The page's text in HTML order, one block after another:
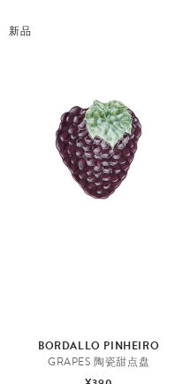
尚
房
新品
BORDALLO PINHEIRO
GRAPES 陶瓷甜点盘